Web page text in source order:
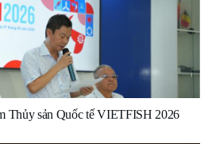
Thủy sản Quốc tế VIETFISH 2026